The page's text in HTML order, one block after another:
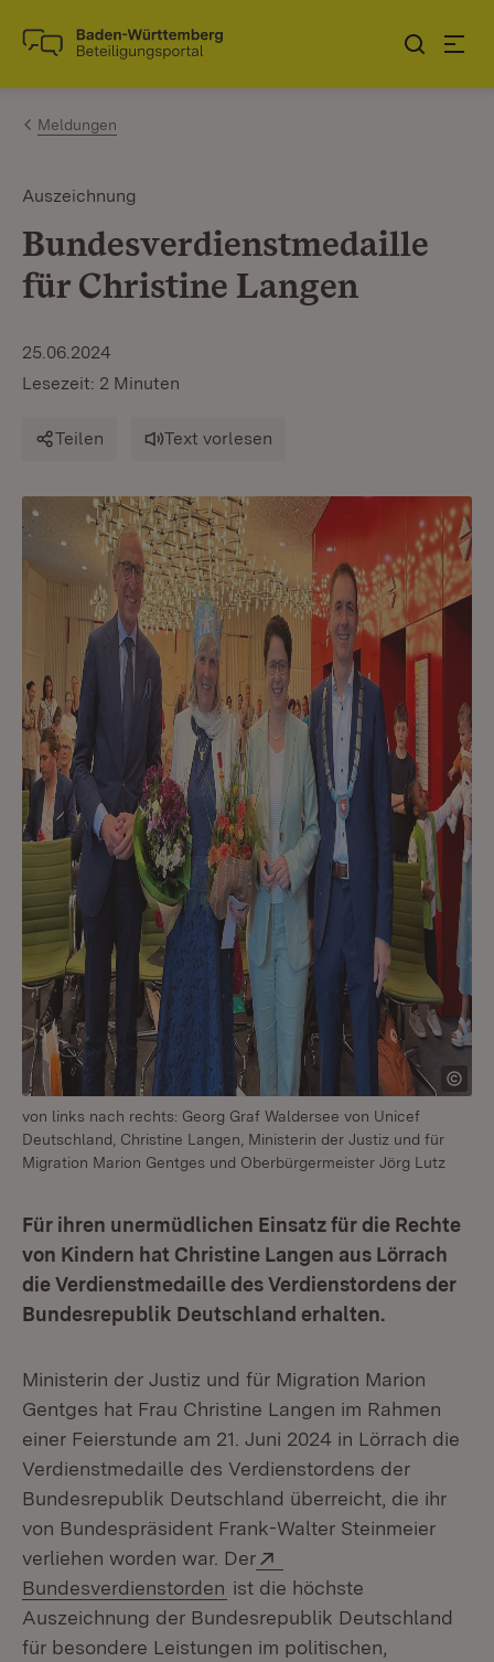
Zum Inhalt springen
Link zur Startseite
Meldungen
Auszeichnung
Bundesverdienstmedaille
für Christine Langen
25.06.2024
Lesezeit: 2 Minuten
Teilen Text vorlesen
von links nach rechts: Georg Graf Waldersee von Unicef
Deutschland, Christine Langen, Ministerin der Justiz und für
Migration Marion Gentges und Oberbürgermeister Jörg Lutz
Für ihren unermüdlichen Einsatz für die Rechte
von Kindern hat Christine Langen aus Lörrach
die Verdienstmedaille des Verdienstordens der
Bundesrepublik Deutschland erhalten.
Ministerin der Justiz und für Migration Marion
Gentges hat Frau Christine Langen im Rahmen
einer Feierstunde am 21. Juni 2024 in Lörrach die
Verdienstmedaille des Verdienstordens der
Bundesrepublik Deutschland überreicht, die ihr
von Bundespräsident Frank-Walter Steinmeier
verliehen worden war. Der
Bundesverdienstorden (Öffnet in neuem Fenster)
ist die höchste
Auszeichnung der Bundesrepublik Deutschland
für besondere Leistungen im politischen,